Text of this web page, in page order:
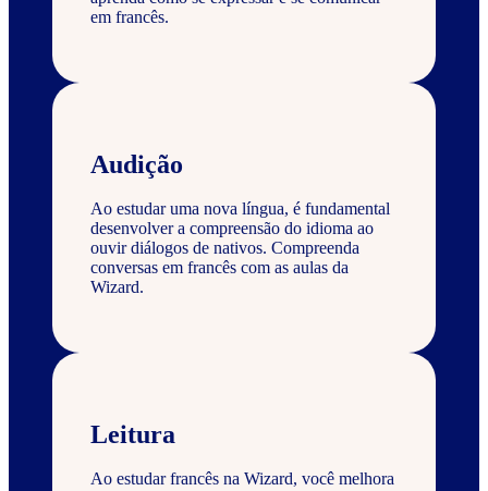
em francês.
Audição
Ao estudar uma nova língua, é fundamental
desenvolver a compreensão do idioma ao
ouvir diálogos de nativos. Compreenda
conversas em francês com as aulas da
Wizard.
Leitura
Ao estudar francês na Wizard, você melhora